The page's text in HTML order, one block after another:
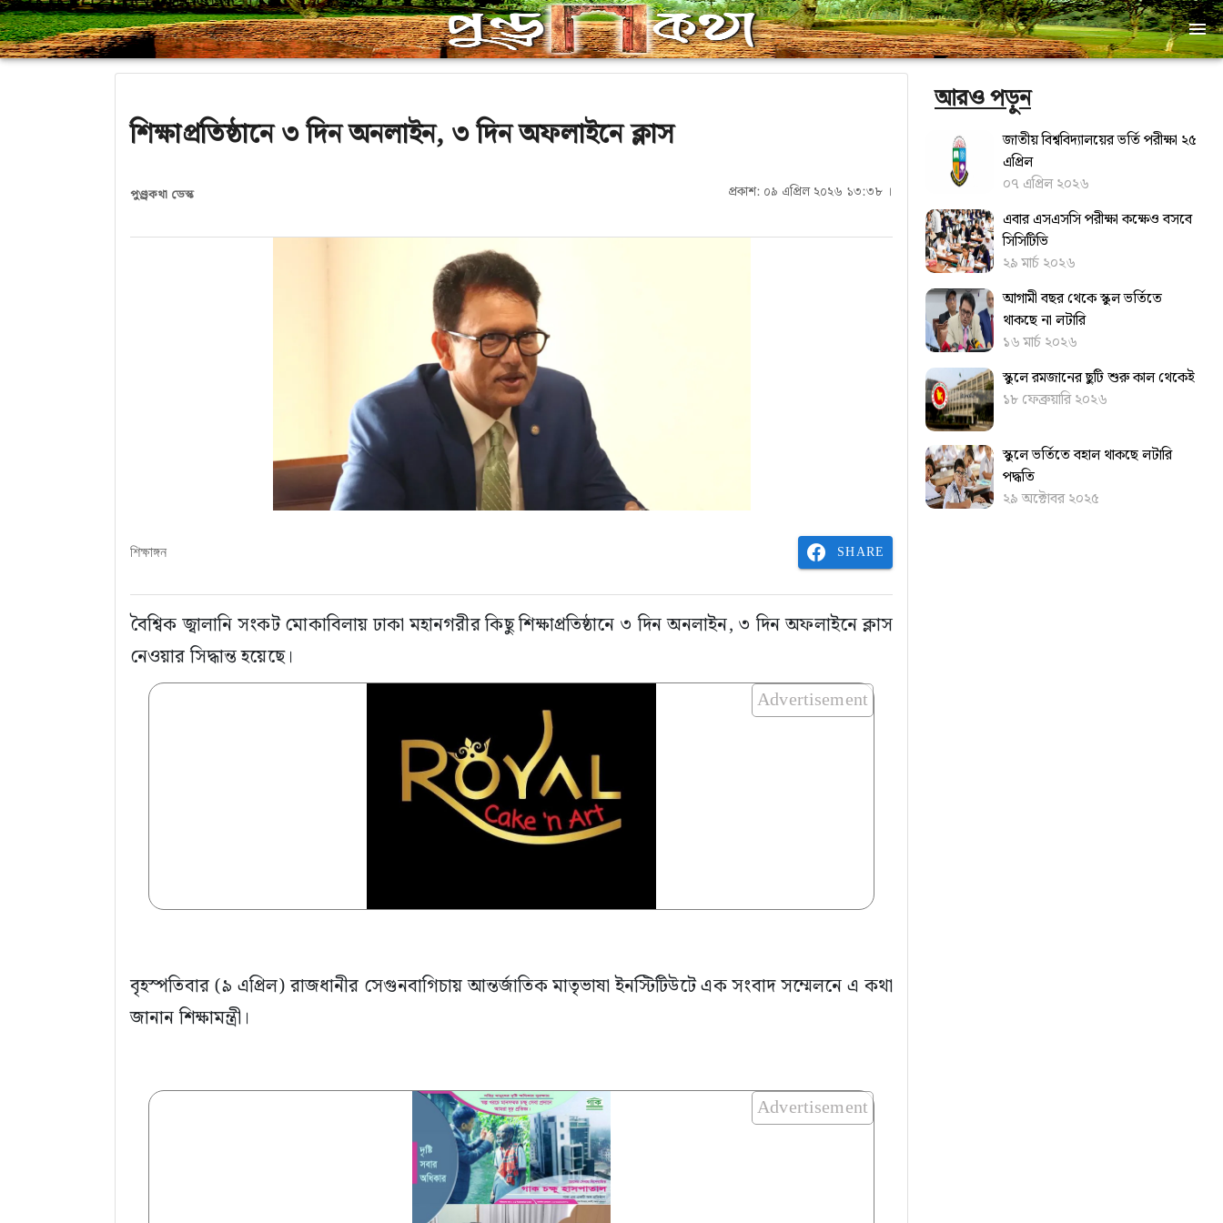
শিক্ষাপ্রতিষ্ঠানে ৩ দিন অনলাইন, ৩ দিন অফলাইনে ক্লাস
পুণ্ড্রকথা ডেস্ক প্রকাশ: ০৯ এপ্রিল ২০২৬ ১৩:৩৮ ।
শিক্ষাঙ্গন SHARE
বৈশ্বিক জ্বালানি সংকট মোকাবিলায় ঢাকা মহানগরীর কিছু শিক্ষাপ্রতিষ্ঠানে ৩ দিন অনলাইন, ৩ দিন অফলাইনে ক্লাস
নেওয়ার সিদ্ধান্ত হয়েছে।
Advertisement
বৃহস্পতিবার (৯ এপ্রিল) রাজধানীর সেগুনবাগিচায় আন্তর্জাতিক মাতৃভাষা ইনস্টিটিউটে এক সংবাদ সম্মেলনে এ কথা
জানান শিক্ষামন্ত্রী।
Advertisement
আরও পড়ুন
জাতীয় বিশ্ববিদ্যালয়ের ভর্তি পরীক্ষা ২৫
এপ্রিল
০৭ এপ্রিল ২০২৬
এবার এসএসসি পরীক্ষা কক্ষেও বসবে
সিসিটিভি
২৯ মার্চ ২০২৬
আগামী বছর থেকে স্কুল ভর্তিতে
থাকছে না লটারি
১৬ মার্চ ২০২৬
স্কুলে রমজানের ছুটি শুরু কাল থেকেই
১৮ ফেব্রুয়ারি ২০২৬
স্কুলে ভর্তিতে বহাল থাকছে লটারি
পদ্ধতি
২৯ অক্টোবর ২০২৫